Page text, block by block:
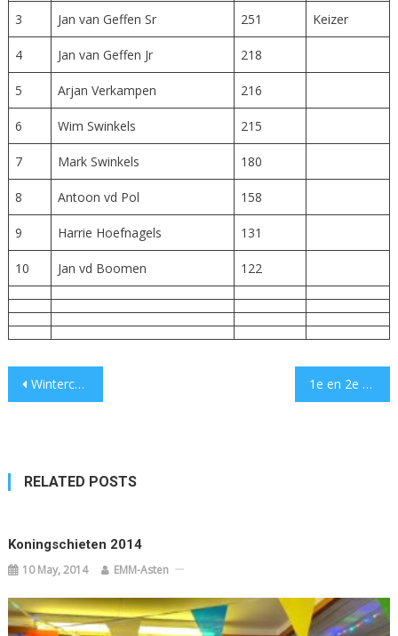
3 Jan van Geffen Sr 251 Keizer
4 Jan van Geffen Jr 218
5 Arjan Verkampen 216
6 Wim Swinkels 215
7 Mark Swinkels 180
8 Antoon vd Pol 158
9 Harrie Hoefnagels 131
10 Jan vd Boomen 122
Post
Wintercompetitie 2021-2022 1e en 2e plaats bij Rayon kampioenschappen Veld
RELATED POSTS
Koningschieten 2014
10 May, 2014 EMM-Asten